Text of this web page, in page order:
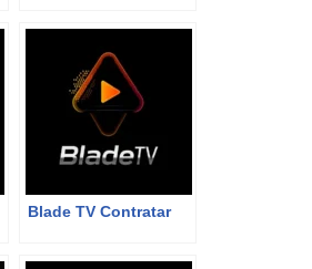
Blade TV Contratar